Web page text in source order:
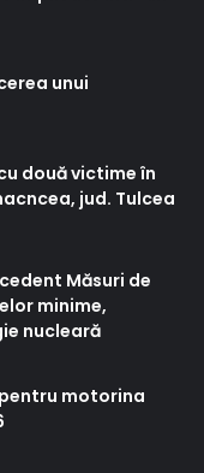
unui
două victime în
jud. Tulcea
Măsuri de
minime,
nucleară
motorina